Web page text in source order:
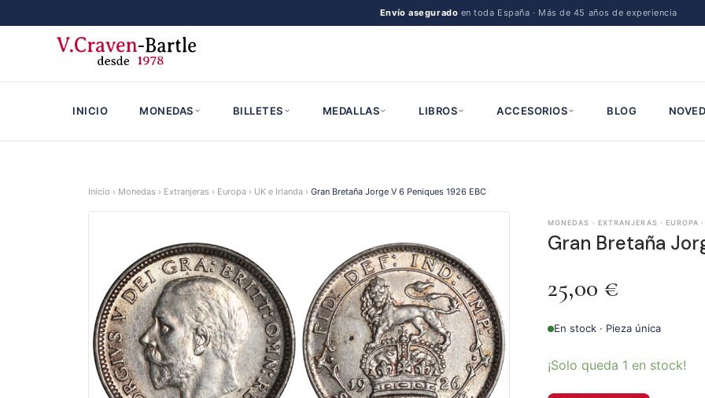
Envío asegurado en toda España · Más de 45 años de experiencia
INICIO MONEDAS BILLETES MEDALLAS LIBROS ACCESORIOS BLOG
Inicio › Monedas › Extranjeras › Europa › UK e Irlanda › Gran Bretaña Jorge V 6 Peniques 1926 EBC
MONEDAS · EXTRANJERAS · EUROPA
Gran Bretaña
25,00 €
En stock · Pieza única
¡Solo queda 1 en stock!